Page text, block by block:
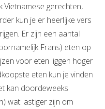
Vietnamese gerechten,
kun je er heerlijke vers
Er zijn een aantal
Frans) eten op
voor eten liggen hoger
eten kun je vinden
kan doordeweeks
wat lastiger zijn om